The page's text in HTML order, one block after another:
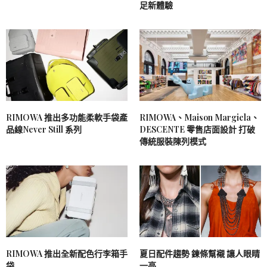
足新體驗
RIMOWA 推出多功能柔軟手袋產
品線Never Still 系列
RIMOWA、Maison Margiela、
DESCENTE 零售店面設計 打破
傳統服裝陳列模式
RIMOWA 推出全新配色行李箱手
夏日配件趨勢 鍊條幫襯 讓人眼睛